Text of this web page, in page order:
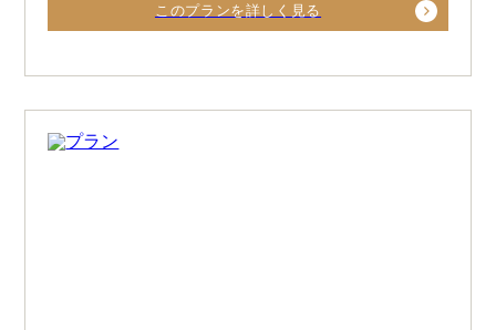
このプランを詳しく見る